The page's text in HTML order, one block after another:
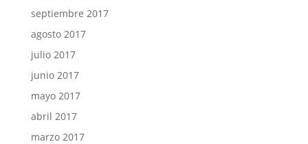
septiembre 2017
agosto 2017
julio 2017
junio 2017
mayo 2017
abril 2017
marzo 2017